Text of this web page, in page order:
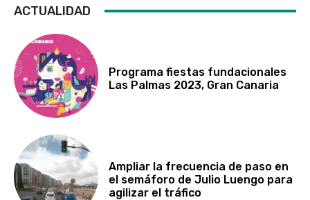
ACTUALIDAD
Programa fiestas fundacionales
Las Palmas 2023, Gran Canaria
Ampliar la frecuencia de paso en
el semáforo de Julio Luengo para
agilizar el tráfico